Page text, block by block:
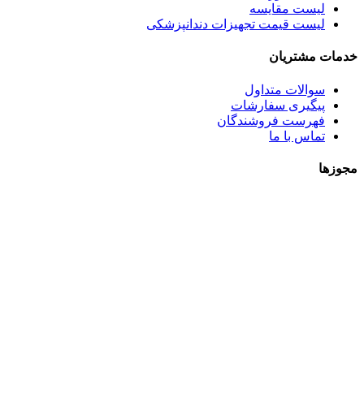
لیست مقایسه
لیست قیمت تجهیزات دندانپزشکی
خدمات مشتریان
سوالات متداول
پیگیری سفارشات
فهرست فروشندگان
تماس با ما
مجوزها